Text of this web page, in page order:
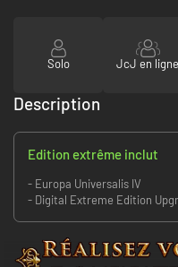
Solo JcJ en ligne
Description
Edition extrême inclut
- Europa Universalis IV
- Digital Extreme Edition